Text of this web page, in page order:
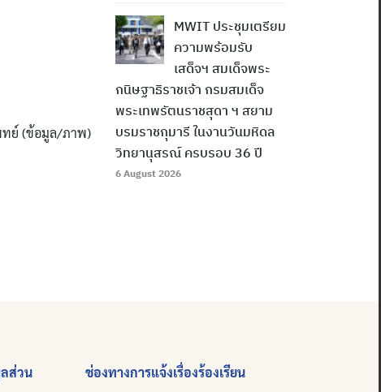
ย์ (ข้อมูล/ภาพ)
MWIT ประชุมเตรียม
ความพร้อมรับ
เสด็จฯ สมเด็จพระ
กนิษฐาธิราชเจ้า กรมสมเด็จ
พระเทพรัตนราชสุดา ฯ สยาม
บรมราชกุมารี ในงานวันมหิดล
วิทยานุสรณ์ ครบรอบ 36 ปี
6 August 2026
ส่วน
ช่องทางการแจ้งเรื่องร้องเรียน